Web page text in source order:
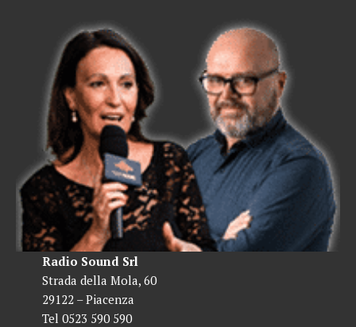
Radio Sound Srl
Strada della Mola, 60
29122 – Piacenza
Tel 0523 590 590